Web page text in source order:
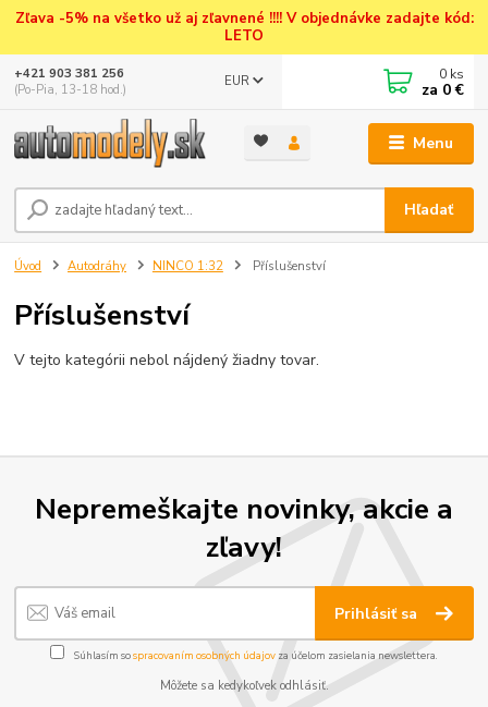
Zľava -5% na všetko už aj zľavnené !!!! V objednávke zadajte kód:
LETO
Menu
EUR
Hľadať
+421 903 381 256
(Po-Pia, 13-18 hod.)
0 ks
za 0 €
Úvod Autodráhy NINCO 1:32 Příslušenství
Příslušenství
V tejto kategórii nebol nájdený žiadny tovar.
Nepremeškajte novinky, akcie a
zľavy!
Prihlásiť sa
Súhlasím sospracovaním osobných údajov za účelom zasielania newslettera.
Môžete sa kedykoľvek odhlásiť.